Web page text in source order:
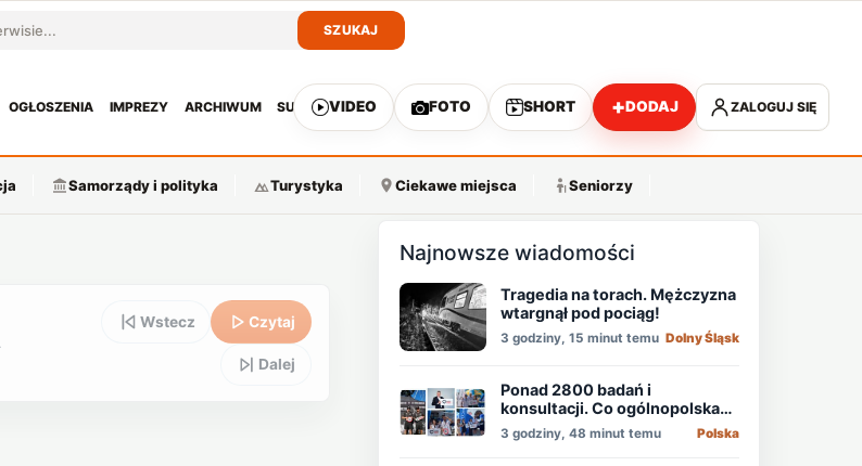
SZUKAJ
OGŁOSZENIA IMPREZY ARCHIWUM SUBSKRYPCJA
VIDEO FOTO SHORT +DODAJ ZALOGUJ SIĘ
Samorządy i polityka Turystyka Ciekawe miejsca Seniorzy
Wstecz Czytaj
Dalej
Najnowsze wiadomości
Tragedia na torach. Mężczyzna
wtargnął pod pociąg!
3 godziny, 15 minut temu Dolny Śląsk
Ponad 2800 badań i
konsultacji. Co ogólnopolska
akcja pokazała o zdrowiu
mężczyzn?
3 godziny, 48 minut temu Polska